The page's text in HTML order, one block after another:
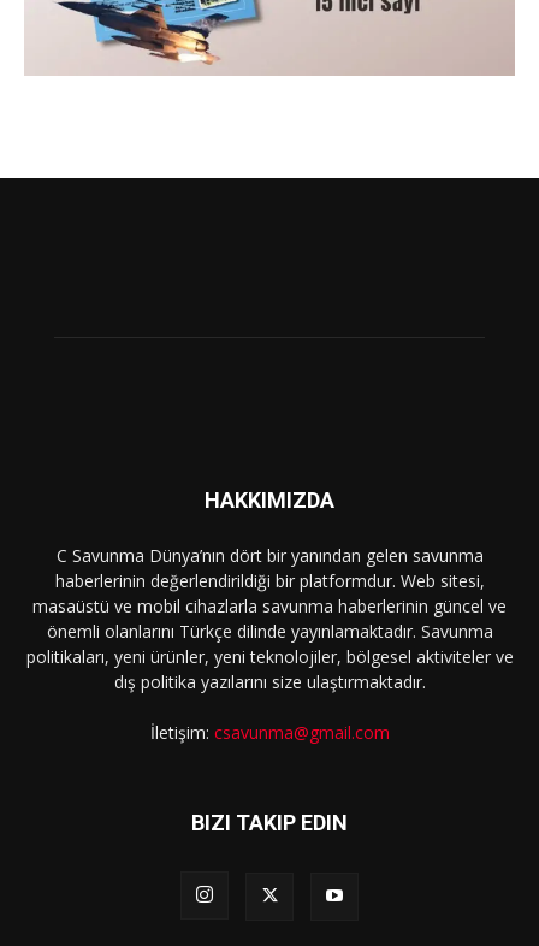
HAKKIMIZDA
C Savunma Dünya’nın dört bir yanından gelen savunma
haberlerinin değerlendirildiği bir platformdur. Web sitesi,
masaüstü ve mobil cihazlarla savunma haberlerinin güncel ve
önemli olanlarını Türkçe dilinde yayınlamaktadır. Savunma
politikaları, yeni ürünler, yeni teknolojiler, bölgesel aktiviteler ve
dış politika yazılarını size ulaştırmaktadır.
İletişim: csavunma@gmail.com
BIZI TAKIP EDIN